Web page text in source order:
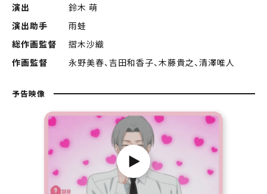
演出
鈴木 萌
演出助手
雨蛙
総作画監督
摺󠄀木沙織
作画監督
永野美春、吉田和香子、木藤貴之、清澤唯人
予告映像